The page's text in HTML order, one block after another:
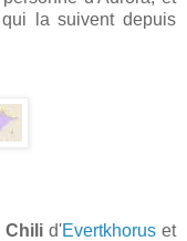
la suivent depuis
Chili d'Evertkhorus et